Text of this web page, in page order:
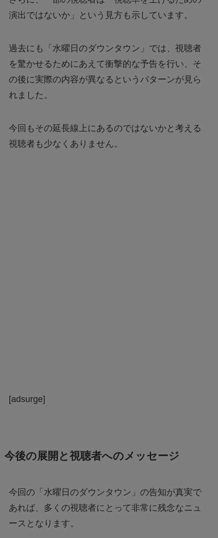
演出ではないか」という見方も示しています。
過去にも「水曜日のダウンタウン」では、視聴者
を驚かせるためにあえて衝撃的な予告を行い、そ
の後に実際の内容が異なるというパターンが見ら
れました。
今回もその延長線上にあるのではないかと考える
視聴者も少なくありません。
[adsurge]
今後の展開と視聴者へのメッセージ
今回の「水曜日のダウンタウン」の告知が真実で
あれば、多くの視聴者にとって非常に残念なニュ
ースとなります。